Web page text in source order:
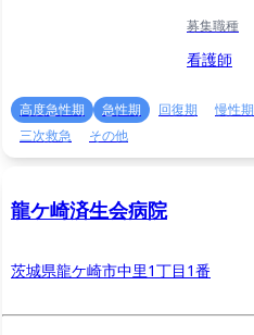
募集職種
看護師
高度急性期 急性期 回復期 慢性期
三次救急
その他
龍ケ崎済生会病院
茨城県龍ケ崎市中里1丁目1番